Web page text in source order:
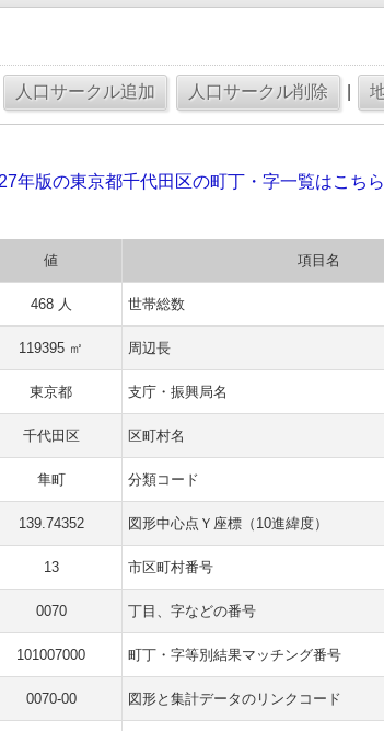
年版の東京都千代田区の町丁・字一覧はこちら
値 項目名
468 人 世帯総数
119395 ㎡ 周辺長
東京都 支庁・振興局名
千代田区 区町村名
隼町 分類コード
139.74352 図形中心点Ｙ座標（10進緯度）
13 市区町村番号
0070 丁目、字などの番号
101007000 町丁・字等別結果マッチング番号
0070-00 図形と集計データのリンクコード